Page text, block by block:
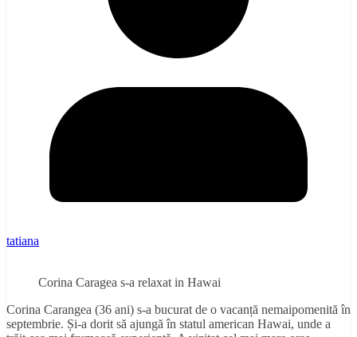
tatiana
Corina Caragea s-a relaxat in Hawai
Corina Carangea (36 ani) s-a bucurat de o vacanță nemaipomenită în
septembrie. Și-a dorit să ajungă în statul american Hawai, unde a